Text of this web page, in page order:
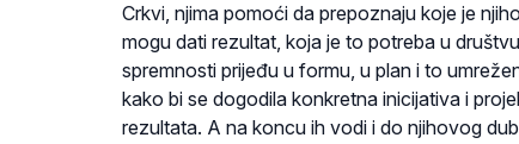
Crkvi, njima pomoći da prepoznaju koje je
mogu dati rezultat, koja je to potreba u
spremnosti prijeđu u formu, u plan i to
kako bi se dogodila konkretna inicijativa i
rezultata. A na koncu ih vodi i do njihovog